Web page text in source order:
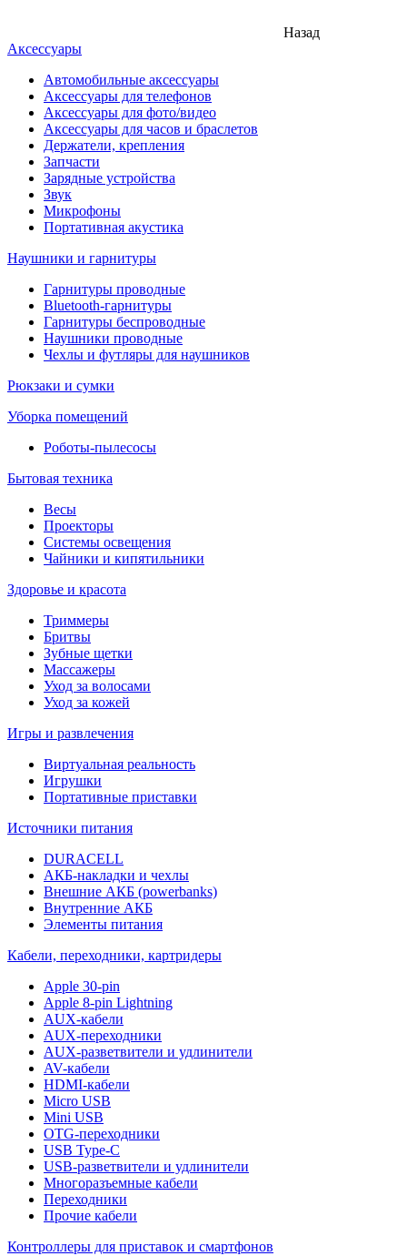
Назад
Аксессуары
Автомобильные аксессуары
Аксессуары для телефонов
Аксессуары для фото/видео
Аксессуары для часов и браслетов
Держатели, крепления
Запчасти
Зарядные устройства
Звук
Микрофоны
Портативная акустика
Наушники и гарнитуры
Гарнитуры проводные
Bluetooth-гарнитуры
Гарнитуры беспроводные
Наушники проводные
Чехлы и футляры для наушников
Рюкзаки и сумки
Уборка помещений
Роботы-пылесосы
Бытовая техника
Весы
Проекторы
Системы освещения
Чайники и кипятильники
Здоровье и красота
Триммеры
Бритвы
Зубные щетки
Массажеры
Уход за волосами
Уход за кожей
Игры и развлечения
Виртуальная реальность
Игрушки
Портативные приставки
Источники питания
DURACELL
АКБ-накладки и чехлы
Внешние АКБ (powerbanks)
Внутренние АКБ
Элементы питания
Кабели, переходники, картридеры
Apple 30-pin
Apple 8-pin Lightning
AUX-кабели
AUX-переходники
AUX-разветвители и удлинители
AV-кабели
HDMI-кабели
Micro USB
Mini USB
OTG-переходники
USB Type-C
USB-разветвители и удлинители
Многоразъемные кабели
Переходники
Прочие кабели
Контроллеры для приставок и смартфонов